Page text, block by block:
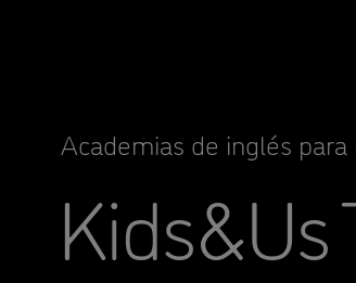
Academias de inglés para
Kids&Us